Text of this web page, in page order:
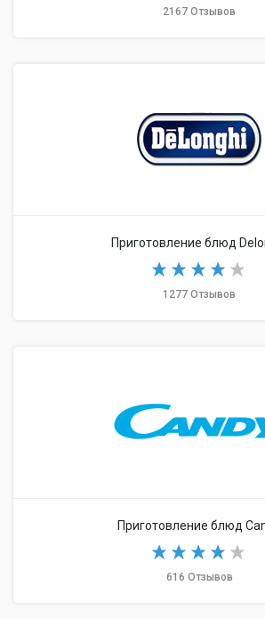
2167 Отзывов
Приготовление блюд
1277 Отзывов
Приготовление блюд
616 Отзывов